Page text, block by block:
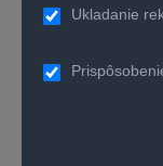
Ukladanie